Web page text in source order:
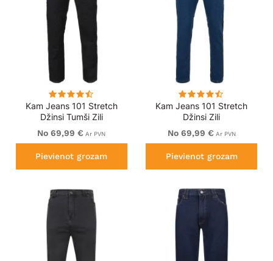
Kam Jeans 101 Stretch
Džinsi Tumši Zili
No 69,99 € Ar PVN
Pievienot grozam
Kam Jeans 101 Stretch
Džinsi Zili
No 69,99 € Ar PVN
Pievienot grozam